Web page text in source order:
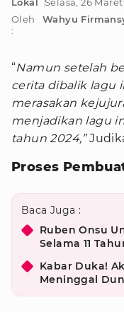
Oleh
:
Wahyu
“Namun setelah
cerita dibalik lagu
merasakan
menjadikan lagu
tahun 2024,”
Proses
Baca Juga :
Ruben Onsu
Selama 11
Kabar Duka!
Meninggal